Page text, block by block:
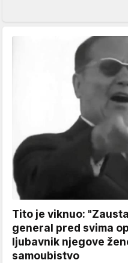
Tito je viknuo:
general pred svima
ljubavnik njegove
samoubistvo